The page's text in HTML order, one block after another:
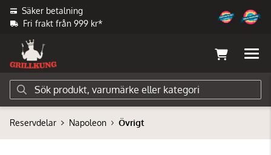
Säker betalning
Fri frakt från 999 kr*
Reservdelar Napoleon Övrigt